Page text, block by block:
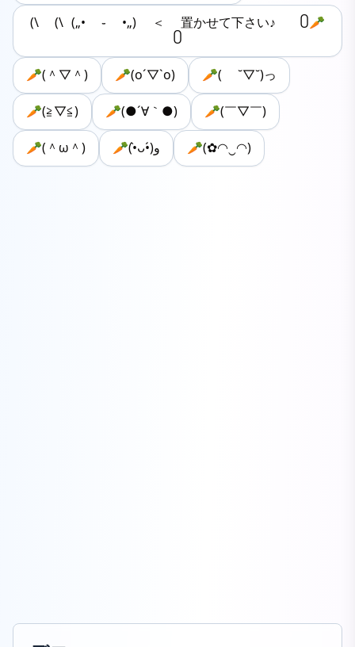
(\ (\ („• ֊ •„) ＜ 置かせて下さい♪ ꧰🥕
꧰
🥕(＾▽＾) 🥕(o´▽`o) 🥕( ˘▽˘)っ
🥕(≧▽≦) 🥕(●´∀｀●) 🥕(￣▽￣)
🥕(＾ω＾) 🥕(•̀ᴗ•́)و 🥕(✿◠‿◠)